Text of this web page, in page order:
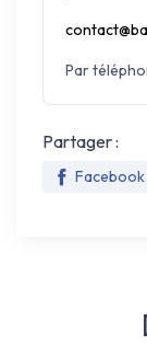
Par
Partager :
Facebook